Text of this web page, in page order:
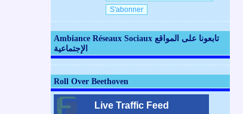
Ambiance Réseaux Sociaux تابعونا على المواقع
الإجتماعية
Roll Over Beethoven
Live Traffic Feed